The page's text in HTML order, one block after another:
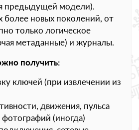
предыдущей модели).
более новых поколений, от
только логическое
метаданные) и журналы.
получить:
ключей (при извлечении из
движения, пульса
(иногда)